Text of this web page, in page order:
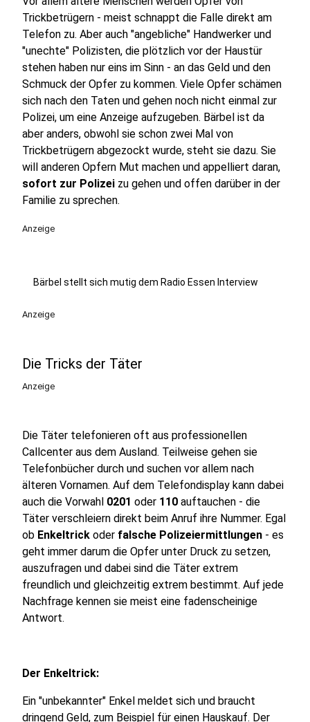
Trickbetrügern - meist schnappt die Falle direkt am
Telefon zu. Aber auch "angebliche" Handwerker und
"unechte" Polizisten, die plötzlich vor der Haustür
stehen haben nur eins im Sinn - an das Geld und den
Schmuck der Opfer zu kommen. Viele Opfer schämen
sich nach den Taten und gehen noch nicht einmal zur
Polizei, um eine Anzeige aufzugeben. Bärbel ist da
aber anders, obwohl sie schon zwei Mal von
Trickbetrügern abgezockt wurde, steht sie dazu. Sie
will anderen Opfern Mut machen und appelliert daran,
sofort zur Polizei zu gehen und offen darüber in der
Familie zu sprechen.
Anzeige
Bärbel stellt sich mutig dem Radio Essen Interview
Anzeige
Die Tricks der Täter
Anzeige
Die Täter telefonieren oft aus professionellen
Callcenter aus dem Ausland. Teilweise gehen sie
Telefonbücher durch und suchen vor allem nach
älteren Vornamen. Auf dem Telefondisplay kann dabei
auch die Vorwahl 0201 oder 110 auftauchen - die
Täter verschleiern direkt beim Anruf ihre Nummer. Egal
ob Enkeltrick oder falsche Polizeiermittlungen - es
geht immer darum die Opfer unter Druck zu setzen,
auszufragen und dabei sind die Täter extrem
freundlich und gleichzeitig extrem bestimmt. Auf jede
Nachfrage kennen sie meist eine fadenscheinige
Antwort.
Der Enkeltrick:
Ein "unbekannter" Enkel meldet sich und braucht
dringend Geld, zum Beispiel für einen Hauskauf. Der